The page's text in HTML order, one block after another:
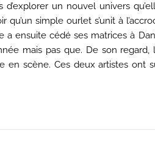
un nouvel univers
simple ourlet s’unit à
a ensuite cédé ses matrices à
mais pas que. De son
en scène. Ces deux artistes